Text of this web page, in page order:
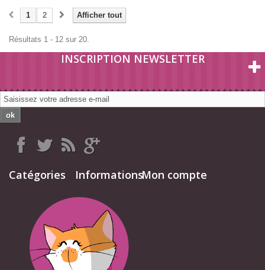
Afficher tout
1 2
Résultats 1 - 12 sur 20.
INSCRIPTION NEWSLETTER
ok
Catégories InformationsMon compte